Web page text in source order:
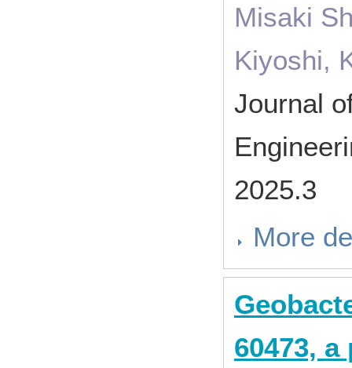
Misaki
Kiyoshi,
Journal
2025.3
More
60473,